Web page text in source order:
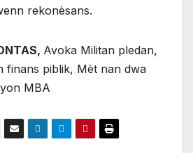
rekonèsans.
Avoka Militan pledan,
finans piblik, Mèt nan dwa
MBA